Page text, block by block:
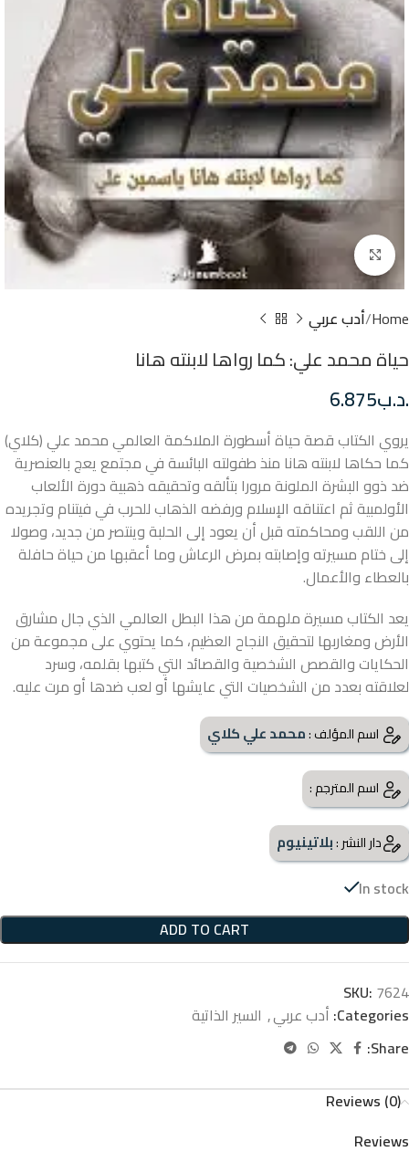
Click to enlarge
Home أدب عربي
حياة محمد علي: كما رواها لابنته هانا
.د.ب6.875
يروي الكتاب قصة حياة أسطورة الملاكمة العالمي محمد علي (كلاي)
كما حكاها لابنته هانا منذ طفولته البائسة في مجتمع يعج بالعنصرية
ضد ذوو البشرة الملونة مرورا بتألقه وتحقيقه ذهبية دورة الألعاب
الأولمبية ثم اعتناقه الإسلام ورفضه الذهاب للحرب في فيتنام وتجريده
من اللقب ومحاكمته قبل أن يعود إلى الحلبة وينتصر من جديد، وصولا
إلى ختام مسيرته وإصابته بمرض الرعاش وما أعقبها من حياة حافلة
بالعطاء والأعمال.
يعد الكتاب مسيرة ملهمة من هذا البطل العالمي الذي جال مشارق
الأرض ومغاربها لتحقيق النجاح العظيم، كما يحتوي على مجموعة من
الحكايات والقصص الشخصية والقصائد التي كتبها بقلمه، وسرد
لعلاقته بعدد من الشخصيات التي عايشها أو لعب ضدها أو مرت عليه.
اسم المؤلف :محمد علي كلاي
اسم المترجم :
دار النشر :بلاتينيوم
In stock
ADD TO CART
SKU: 7624
Categories: أدب عربي, السير الذاتية
Share:
Reviews (0)
Reviews